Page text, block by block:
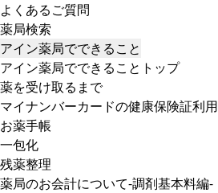
よくあるご質問
薬局検索
アイン薬局でできること
アイン薬局でできることトップ
薬を受け取るまで
マイナンバーカードの健康保険証利用
お薬手帳
一包化
残薬整理
薬局のお会計について-調剤基本料編-